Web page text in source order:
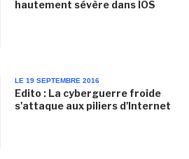
hautement sévère dans IOS
LE 19 SEPTEMBRE 2016
Edito : La cyberguerre froide
s'attaque aux piliers d'Internet